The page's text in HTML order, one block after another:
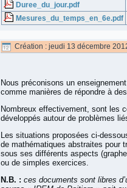
Duree_du_jour.pdf
Mesures_du_temps_en_6e.pdf
Création : jeudi 13 décembre
Nous préconisons un
comme manières de répondre à
Nombreux effectivement, sont les
développés autour de problèmes
Les situations proposées ci-
de mathématiques abstraites pour
sous ses différents aspects
ou de simples exercices.
N.B. : ces documents sont libres